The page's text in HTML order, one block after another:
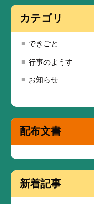
カテゴリ
できごと
行事のようす
お知らせ
配布文書
新着記事